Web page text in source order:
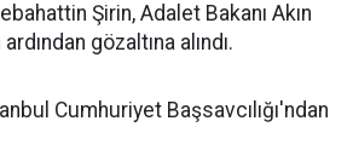
Şirin, Adalet Bakanı Akın
ardından gözaltına alındı.
Cumhuriyet Başsavcılığı'ndan